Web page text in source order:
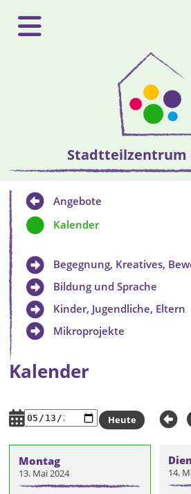
Stadtteilzentrum
Kalender
Montag
13. Mai 2024 14.
Heute
Angebote
Kalender
Begegnung, Kreatives,
Bildung und Sprache
Kinder, Jugendliche, Eltern
Mikroprojekte